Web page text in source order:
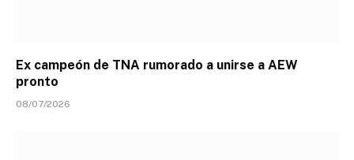
Ex campeón de TNA rumorado a unirse a AEW
pronto
08/07/2026